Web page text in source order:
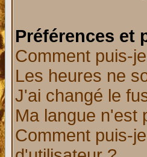
Préférences et
Comment puis-
Les heures ne
J'ai changé le
Ma langue n'est
Comment puis-